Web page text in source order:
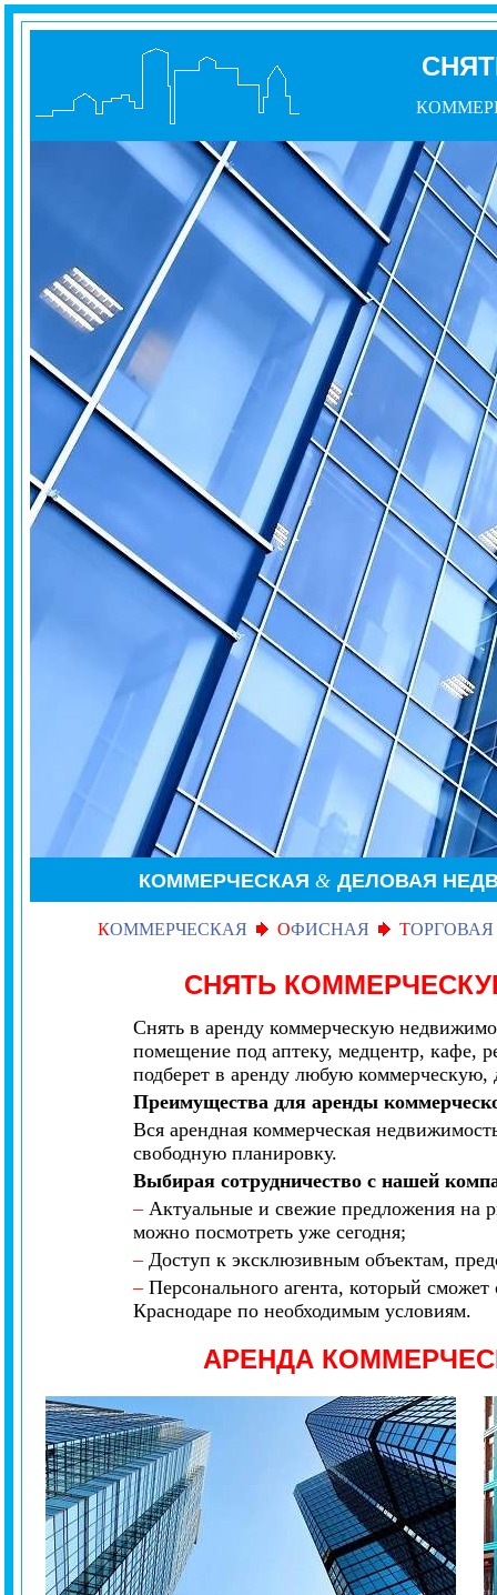
КОММЕРЧЕСКАЯ & ДЕЛОВАЯ
КОММЕРЧЕСКАЯ ОФИСНАЯ ТОРГОВАЯ
СНЯТЬ
Снять в аренду коммерческую
помещение под аптеку, медцентр, кафе,
подберет в аренду любую
Преимущества для аренды
Вся арендная коммерческая
свободную планировку.
Выбирая сотрудничество с нашей
–Актуальные и свежие предложения на
можно посмотреть уже сегодня;
–Доступ к эксклюзивным объектам,
–Персонального агента, который
Краснодаре по необходимым условиям.
АРЕНДА